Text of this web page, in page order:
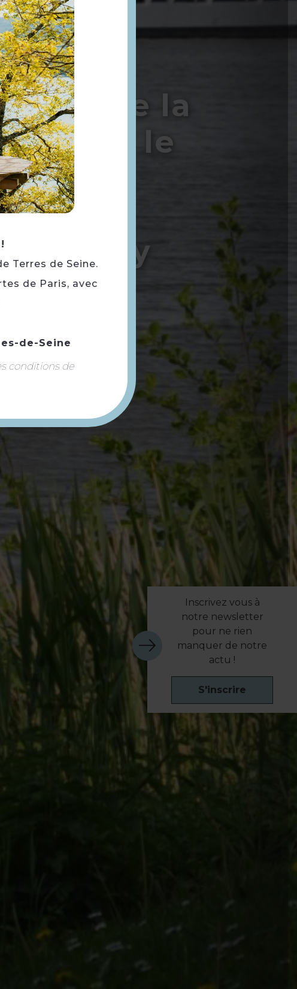
de la
le
des
Inscrivez vous à
notre newsletter
pour ne rien
manquer de notre
actu !
S'inscrire
Terres de Seine.
de Paris, avec
de-Seine
conditions de